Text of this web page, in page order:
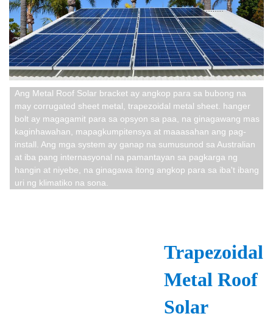
Ang Metal Roof Solar bracket ay angkop para sa bubong na
may corrugated sheet metal, trapezoidal metal sheet. hanger
bolt ay magagamit para sa opsyon sa paa, na ginagawang mas
kaginhawahan, mapagkumpitensya at maaasahan ang pag-
install. Ang mga system ay ganap na sumusunod sa Australian
at iba pang internasyonal na pamantayan sa pagkarga ng
hangin at niyebe, na ginagawa itong angkop para sa iba't ibang
uri ng klimatiko na sona.
Trapezoidal
Metal Roof
Solar